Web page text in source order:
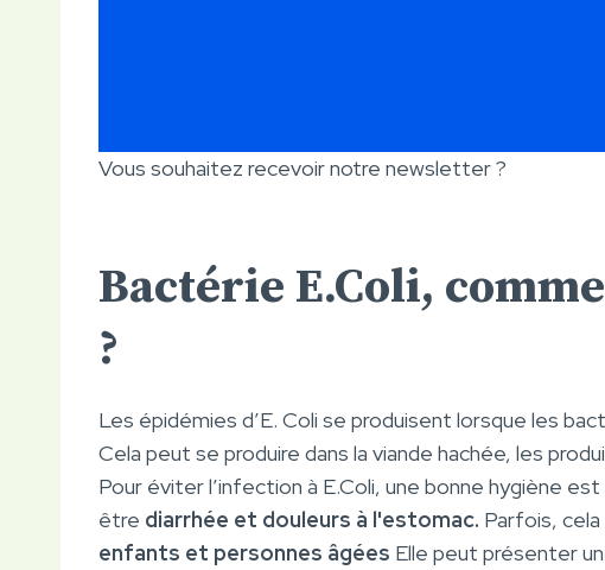
Vous souhaitez recevoir notre newsletter ?
Bactérie E.Coli,
?
Les épidémies d’E. Coli se produisent lorsque les
Cela peut se produire dans la viande hachée, les
Pour éviter l’infection à E.Coli, une bonne hygiène
être diarrhée et douleurs à l'estomac. Parfois, cela
enfants et personnes âgées Elle peut présenter